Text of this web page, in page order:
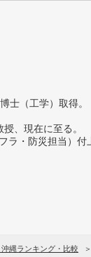
士（工学）取得。
、現在に至る。
・防災担当）付
縄ランキング・比較